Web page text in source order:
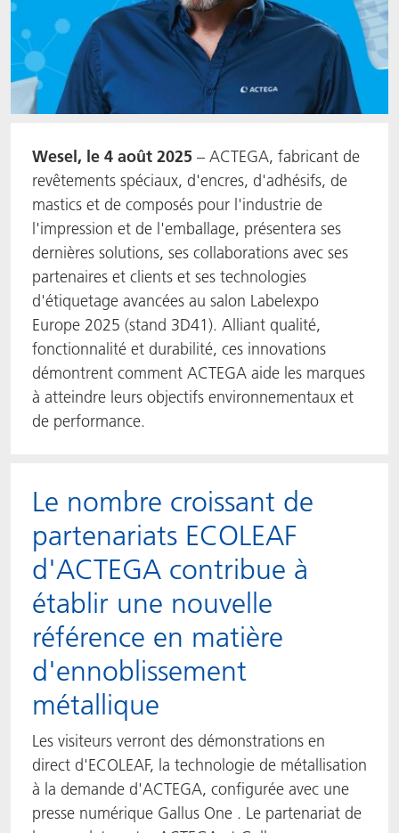
Wesel, le 4 août 2025 – ACTEGA, fabricant de
revêtements spéciaux, d'encres, d'adhésifs, de
mastics et de composés pour l'industrie de
l'impression et de l'emballage, présentera ses
dernières solutions, ses collaborations avec ses
partenaires et clients et ses technologies
d'étiquetage avancées au salon Labelexpo
Europe 2025 (stand 3D41). Alliant qualité,
fonctionnalité et durabilité, ces innovations
démontrent comment ACTEGA aide les marques
à atteindre leurs objectifs environnementaux et
de performance.
Le nombre croissant de
partenariats ECOLEAF
d'ACTEGA contribue à
établir une nouvelle
référence en matière
d'ennoblissement
métallique
Les visiteurs verront des démonstrations en
direct d'ECOLEAF, la technologie de métallisation
à la demande d'ACTEGA, configurée avec une
presse numérique Gallus One . Le partenariat de